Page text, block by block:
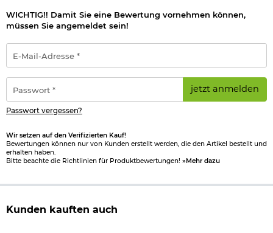
Farbe: Flat Dark Earth
Hersteller: Amomax by Cytac Technology Ltd.
Herstellerinformationen
Verantwortliche Person für die EU
WICHTIG!! Damit Sie eine Bewertung vornehmen können,
müssen Sie angemeldet sein!
E-
Mail-
Adresse
*Passwort
jetzt anmelden
Passwort vergessen?
Wir setzen auf den Verifizierten Kauf!
Bewertungen können nur von Kunden erstellt werden, die den Artikel bestellt und
erhalten haben.
Bitte beachte die Richtlinien für Produktbewertungen! »Mehr dazu
Kunden kauften auch